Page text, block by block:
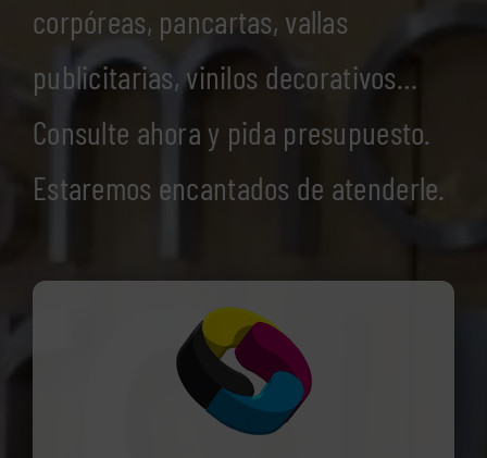
corpóreas, pancartas, vallas
publicitarias, vinilos decorativos…
Consulte ahora y pida presupuesto.
Estaremos encantados de atenderle.